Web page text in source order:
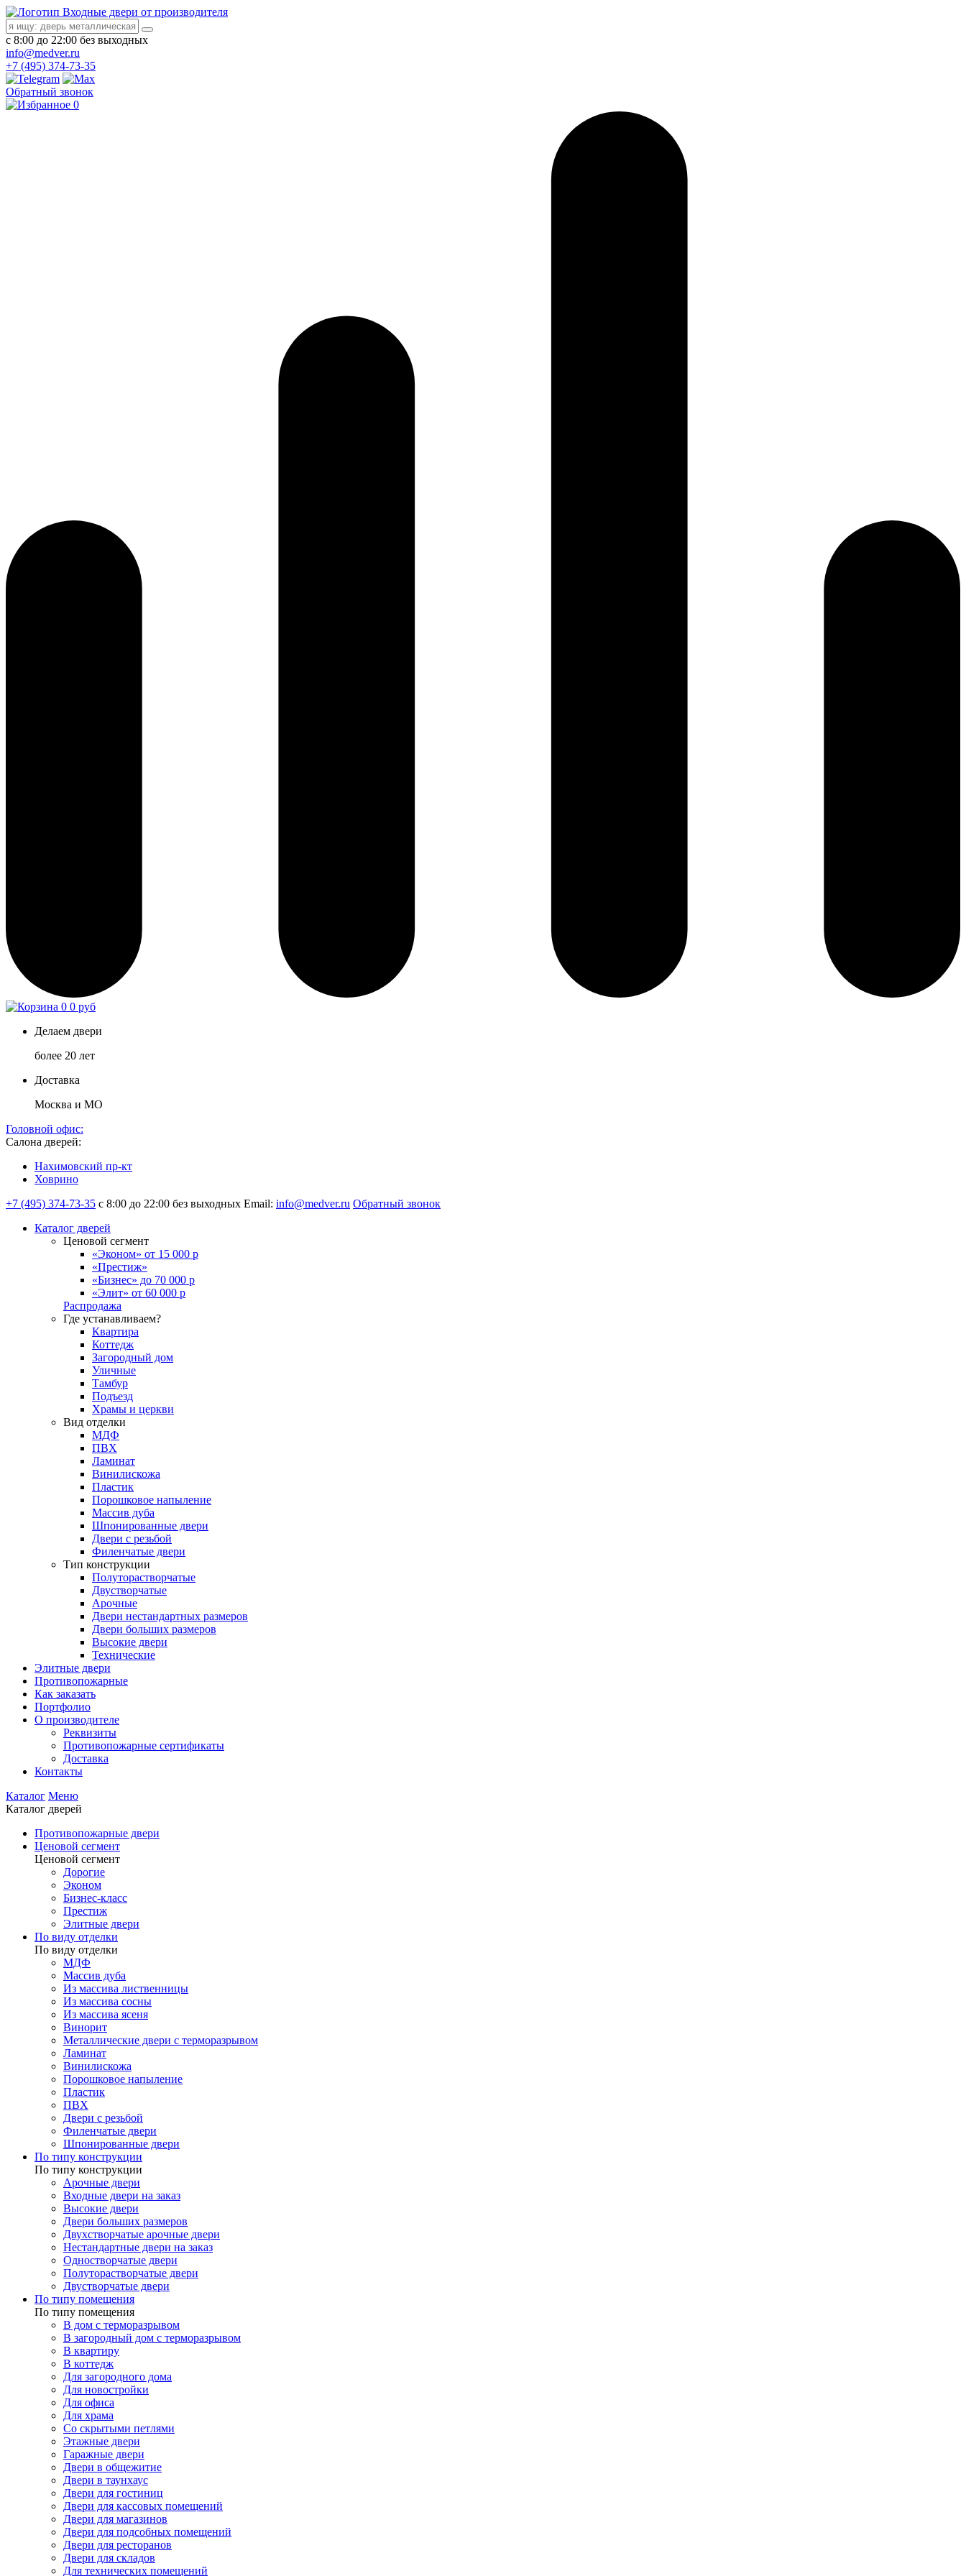
Входные двери от производителя
с 8:00 до 22:00 без выходных
info@medver.ru
+7 (495) 374-73-35
Обратный звонок
0
0 0 руб
Делаем двери
более 20 лет
Доставка
Москва и МО
Головной офис:
Салона дверей:
Нахимовский пр-кт
Ховрино
+7 (495) 374-73-35 с 8:00 до 22:00 без выходных Email: info@medver.ru Обратный звонок
Каталог дверей
Ценовой сегмент
«Эконом» от 15 000 р
«Престиж»
«Бизнес» до 70 000 р
«Элит» от 60 000 р
Распродажа
Где устанавливаем?
Квартира
Коттедж
Загородный дом
Уличные
Тамбур
Подъезд
Храмы и церкви
Вид отделки
МДФ
ПВХ
Ламинат
Винилискожа
Пластик
Порошковое напыление
Массив дуба
Шпонированные двери
Двери с резьбой
Филенчатые двери
Тип конструкции
Полуторастворчатые
Двустворчатые
Арочные
Двери нестандартных размеров
Двери больших размеров
Высокие двери
Технические
Элитные двери
Противопожарные
Как заказать
Портфолио
О производителе
Реквизиты
Противопожарные сертификаты
Доставка
Контакты
Каталог Меню
Каталог дверей
Противопожарные двери
Ценовой сегмент
Ценовой сегмент
Дорогие
Эконом
Бизнес-класс
Престиж
Элитные двери
По виду отделки
По виду отделки
МДФ
Массив дуба
Из массива лиственницы
Из массива сосны
Из массива ясеня
Винорит
Металлические двери с терморазрывом
Ламинат
Винилискожа
Порошковое напыление
Пластик
ПВХ
Двери с резьбой
Филенчатые двери
Шпонированные двери
По типу конструкции
По типу конструкции
Арочные двери
Входные двери на заказ
Высокие двери
Двери больших размеров
Двухстворчатые арочные двери
Нестандартные двери на заказ
Одностворчатые двери
Полуторастворчатые двери
Двустворчатые двери
По типу помещения
По типу помещения
В дом с терморазрывом
В загородный дом с терморазрывом
В квартиру
В коттедж
Для загородного дома
Для новостройки
Для офиса
Для храма
Со скрытыми петлями
Этажные двери
Гаражные двери
Двери в общежитие
Двери в таунхаус
Двери для гостиниц
Двери для кассовых помещений
Двери для магазинов
Двери для подсобных помещений
Двери для ресторанов
Двери для складов
Для технических помещений